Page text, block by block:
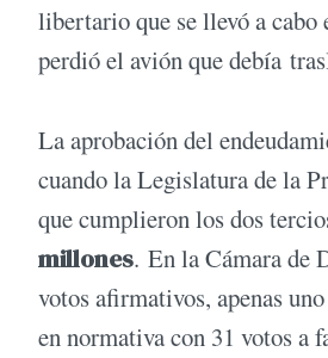
libertario que se llevó a cabo
perdió el avión que debía
La aprobación del
cuando la Legislatura de la
que cumplieron los dos
millones. En la Cámara de
votos afirmativos, apenas
en normativa con 31 votos a